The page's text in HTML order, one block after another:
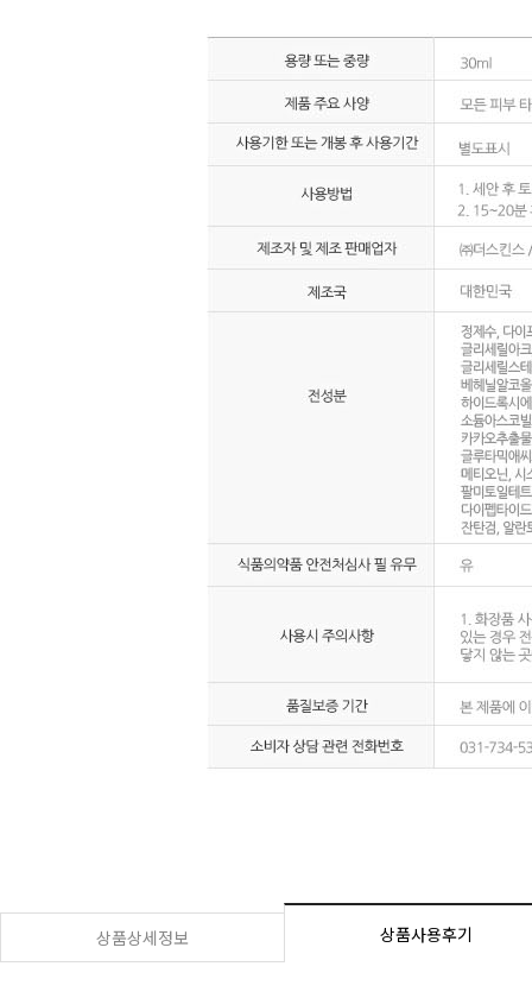
상품상세정보 상품사용후기